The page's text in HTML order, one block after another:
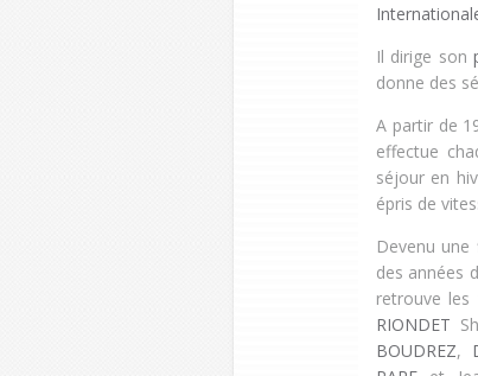
Il dirige son
donne des
A partir de
effectue
séjour en
épris de
Devenu une
des années
retrouve les
RIONDET
BOUDREZ,